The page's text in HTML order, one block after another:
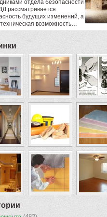
отдела безопасности
рассматривается
будущих изменений, а
возможность…